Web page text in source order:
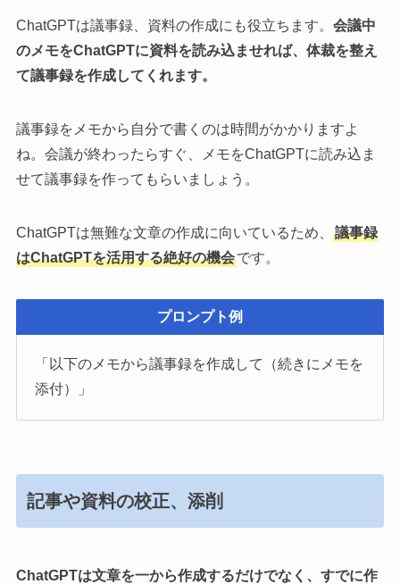
ChatGPTは議事録、資料の作成にも役立ちます。 会議中
のメモをChatGPTに資料を読み込ませれば、体裁を整え
て議事録を作成してくれます。
議事録をメモから自分で書くのは時間がかかりますよ
ね。会議が終わったらすぐ、メモをChatGPTに読み込ま
せて議事録を作ってもらいましょう。
ChatGPTは無難な文章の作成に向いているため、
議事録
はChatGPTを活用する絶好の機会です。
プロンプト例
「以下のメモから議事録を作成して（続きにメモを
添付）」
記事や資料の校正、添削
ChatGPTは文章を一から作成するだけでなく、すでに作